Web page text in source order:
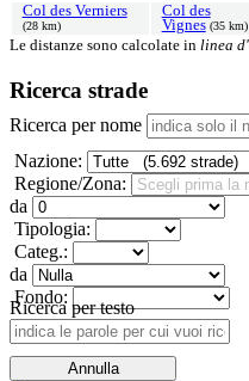
Col des Verniers
(28 km)
Col des
Vignes (35 km)
Le distanze sono calcolate in linea
Ricerca strade
Ricerca per nome
Nazione:
Regione/Zona:
da
Tipologia:
Categ.:
da
Fondo:
Ricerca per testo